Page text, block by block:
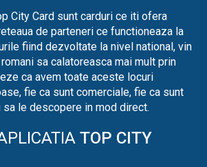
City Card sunt carduri ce iti ofera
de parteneri ce functioneaza la
fiind dezvoltate la nivel national, vin
sa calatoreasca mai mult prin
ca avem toate aceste locuri
fie ca sunt comerciale, fie ca sunt
le descopere in mod direct.
TOP CITY